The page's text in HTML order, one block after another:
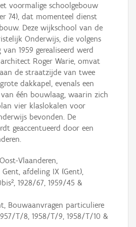
voormalige schoolgebouw
74), dat momenteel dienst
Deze wijkschool van de
Onderwijs, die volgens
1959 gerealiseerd werd
Roger Warie, omvat
de straatzijde van twee
dakkapel, evenals een
één bouwlaag, waarin zich
vier klaslokalen voor
bevonden. De
geaccentueerd door een
Vlaanderen,
afdeling IX (Gent),
1928/67, 1959/45 &
Bouwaanvragen particuliere
T/8, 1958/T/9, 1958/T/10 &